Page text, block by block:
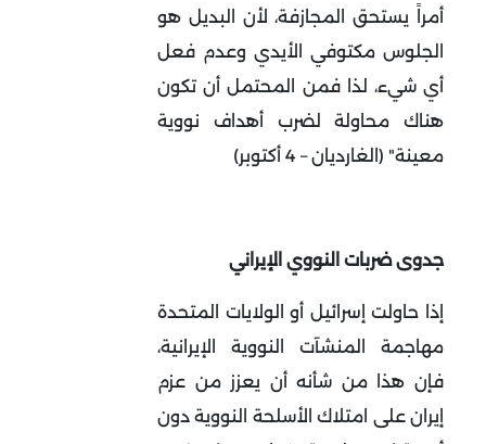
أمراً يستحق المجازفة، لأن البديل هو
الجلوس مكتوفي الأيدي وعدم فعل
أي شيء، لذا فمن المحتمل أن تكون
هناك محاولة لضرب أهداف نووية
معينة" (الغارديان – 4 أكتوبر)
جدوى ضربات النووي الإيراني
إذا حاولت إسرائيل أو الولايات المتحدة
مهاجمة المنشآت النووية الإيرانية،
فإن هذا من شأنه أن يعزز من عزم
إيران على امتلاك الأسلحة النووية دون